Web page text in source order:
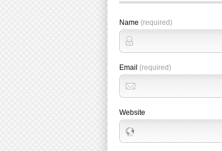
Name (required)
Email (required)
Website